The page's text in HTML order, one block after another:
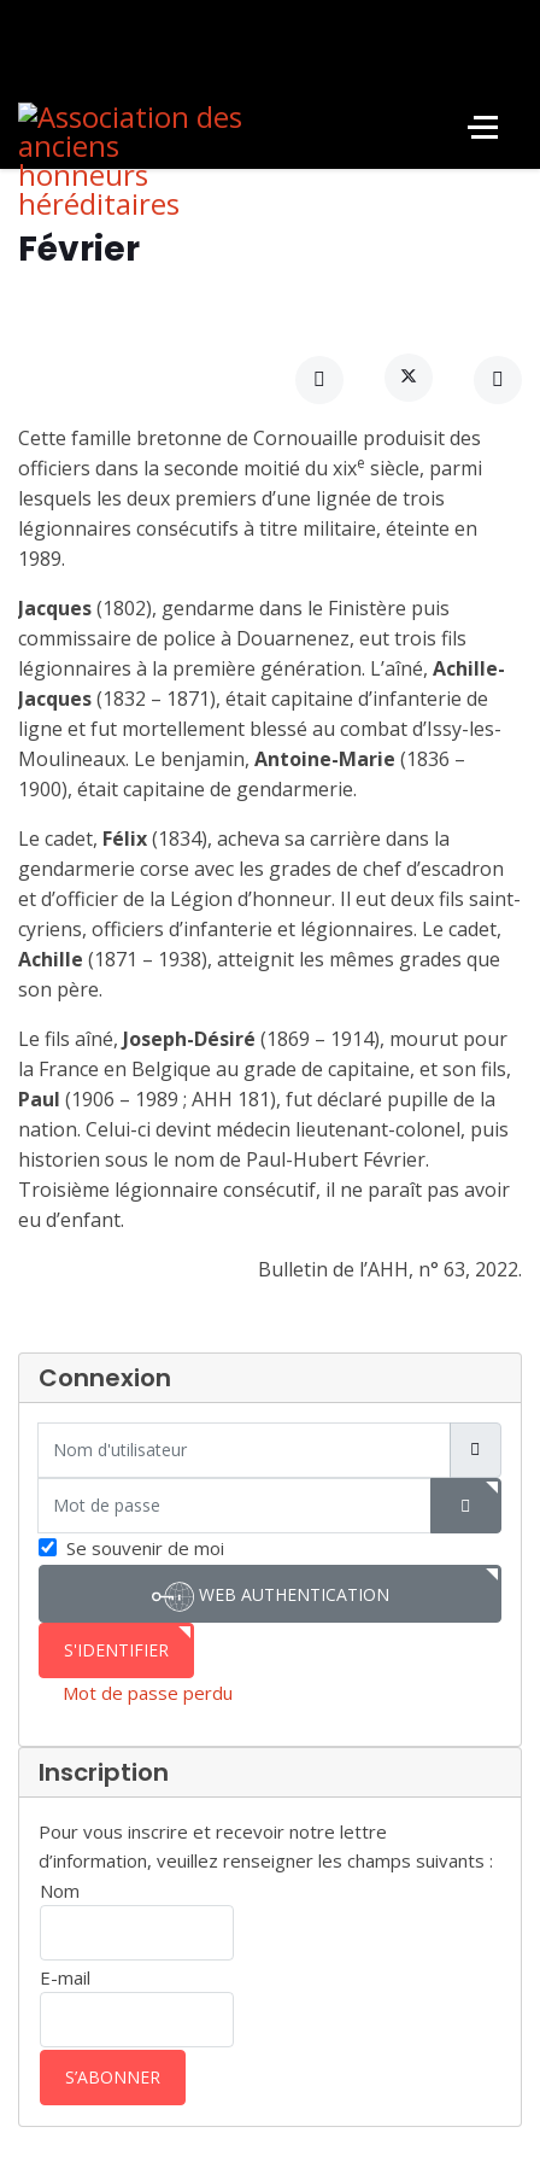
Février
Cette famille bretonne de Cornouaille produisit des
officiers dans la seconde moitié du xixe siècle, parmi
lesquels les deux premiers d’une lignée de trois
légionnaires consécutifs à titre militaire, éteinte en
1989.
Jacques(1802), gendarme dans le Finistère puis
commissaire de police à Douarnenez, eut trois fils
légionnaires à la première génération. L’aîné, Achille-
Jacques(1832 – 1871), était capitaine d’infanterie de
ligne et fut mortellement blessé au combat d’Issy-les-
Moulineaux. Le benjamin, Antoine-Marie (1836 –
1900), était capitaine de gendarmerie.
Le cadet, Félix(1834), acheva sa carrière dans la
gendarmerie corse avec les grades de chef d’escadron
et d’officier de la Légion d’honneur. Il eut deux fils saint-
cyriens, officiers d’infanterie et légionnaires. Le cadet,
Achille (1871 – 1938), atteignit les mêmes grades que
son père.
Le fils aîné, Joseph-Désiré (1869 – 1914), mourut pour
la France en Belgique au grade de capitaine, et son fils,
Paul (1906 – 1989 ; AHH 181), fut déclaré pupille de la
nation. Celui-ci devint médecin lieutenant-colonel, puis
historien sous le nom de Paul-Hubert Février.
Troisième légionnaire consécutif, il ne paraît pas avoir
eu d’enfant.
Bulletin de l’AHH, n° 63, 2022.
Connexion
SHOW
Se souvenir de moi
WEB AUTHENTICATION
S'IDENTIFIER
Mot de passe perdu
Inscription
Pour vous inscrire et recevoir notre lettre
d’information, veuillez renseigner les champs suivants :
Nom
E-mail